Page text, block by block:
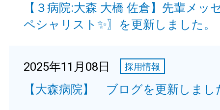
【３病院:大森 大橋 佐倉】先輩メッ
ペシャリスト✨〗を更新しました。
2025年11月08日 採用情報
【大森病院】 ブログを更新しまし